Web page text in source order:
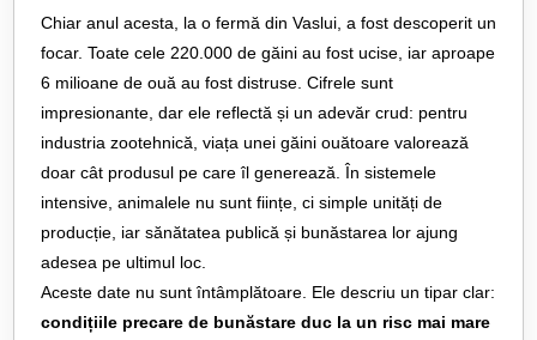
Chiar anul acesta, la o fermă din Vaslui, a fost descoperit un
focar. Toate cele 220.000 de găini au fost ucise, iar aproape
6 milioane de ouă au fost distruse. Cifrele sunt
impresionante, dar ele reflectă și un adevăr crud: pentru
industria zootehnică, viața unei găini ouătoare valorează
doar cât produsul pe care îl generează. În sistemele
intensive, animalele nu sunt ființe, ci simple unități de
producție, iar sănătatea publică și bunăstarea lor ajung
adesea pe ultimul loc.
Aceste date nu sunt întâmplătoare. Ele descriu un tipar clar:
condițiile precare de bunăstare duc la un risc mai mare